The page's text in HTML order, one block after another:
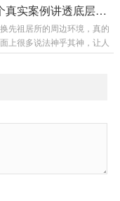
题三：墓碑字迹模糊原...
哥急得跺脚：“你懂什么！
人心里都有疑惑：先拜祖坟
代"到底是真有其事，还是
迁址改运是真的吗？一个真实案例讲透底层逻辑
先祖居所的周边环境，真的
上很多说法神乎其神，让人
气场，气场影响人心，人心
很无奈的一种现象：有的家
人做事都无可挑剔，...